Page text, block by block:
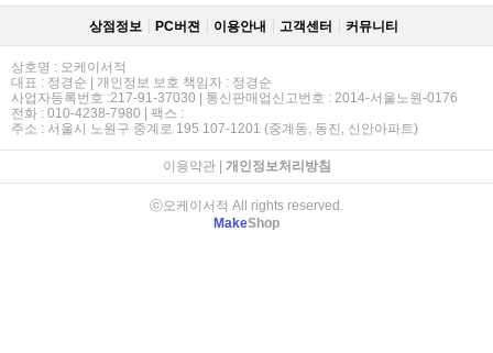
상점정보 PC버젼 이용안내 고객센터 커뮤니티
상호명 : 오케이서적
대표 : 정경순 | 개인정보 보호 책임자 : 정경순
사업자등록번호 :217-91-37030 | 통신판매업신고번호 : 2014-서울노원-0176
전화 : 010-4238-7980 | 팩스 :
주소 : 서울시 노원구 중계로 195 107-1201 (중계동, 동진, 신안아파트)
이용약관| 개인정보처리방침
ⓒ오케이서적 All rights reserved.
MakeShop